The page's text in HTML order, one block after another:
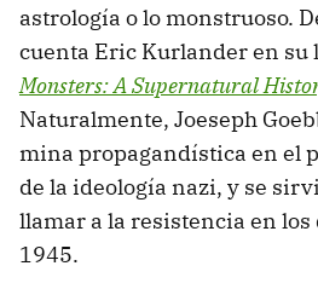
astrología o lo monstruoso.
cuenta Eric Kurlander en
Monsters: A Supernatural
Naturalmente, Joeseph
mina propagandística en el
de la ideología nazi, y se
llamar a la resistencia en los
1945.